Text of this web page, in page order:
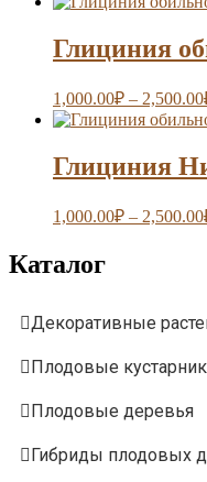
Глициния
1,000.00₽ – 2,500.00
Глициния
1,000.00₽ – 2,500.00
Каталог
Декоративные
Плодовые
Плодовые деревья
Гибриды плодовых